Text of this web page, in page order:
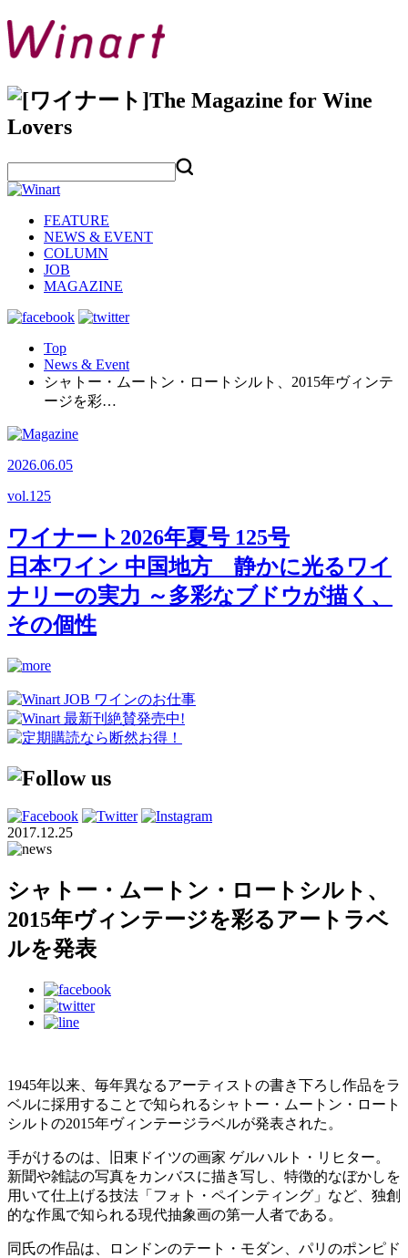
FEATURE
NEWS & EVENT
COLUMN
JOB
MAGAZINE
Top
News & Event
シャトー・ムートン・ロートシルト、2015年ヴィンテ
ージを彩…
2026.06.05
vol.125
ワイナート2026年夏号 125号
日本ワイン 中国地方 静かに光るワイ
ナリーの実力 ～多彩なブドウが描く、
その個性
2017.12.25
シャトー・ムートン・ロートシルト、
2015年ヴィンテージを彩るアートラベ
ルを発表
1945年以来、毎年異なるアーティストの書き下ろし作品をラ
ベルに採用することで知られるシャトー・ムートン・ロート
シルトの2015年ヴィンテージラベルが発表された。
手がけるのは、旧東ドイツの画家 ゲルハルト・リヒター。
新聞や雑誌の写真をカンバスに描き写し、特徴的なぼかしを
用いて仕上げる技法「フォト・ペインティング」など、独創
的な作風で知られる現代抽象画の第一人者である。
同氏の作品は、ロンドンのテート・モダン、パリのポンピド